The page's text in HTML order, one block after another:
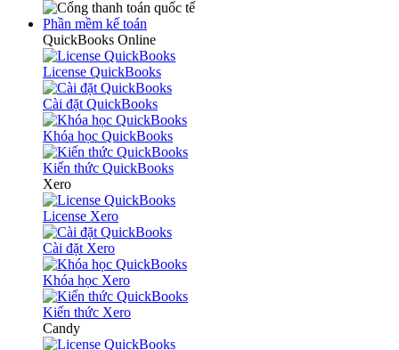
Phần mềm kế toán
QuickBooks Online
License QuickBooks
Cài đặt QuickBooks
Khóa học QuickBooks
Kiến thức QuickBooks
Xero
License Xero
Cài đặt Xero
Khóa học Xero
Kiến thức Xero
Candy